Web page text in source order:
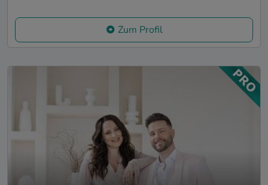
Zum Profil